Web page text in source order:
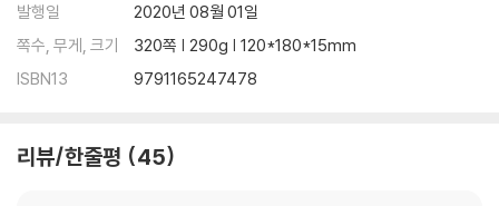
발행일
2020년 08월 01일
쪽수, 무게, 크기
320쪽 | 290g | 120*180*15mm
ISBN13
9791165247478
리뷰/한줄평 45